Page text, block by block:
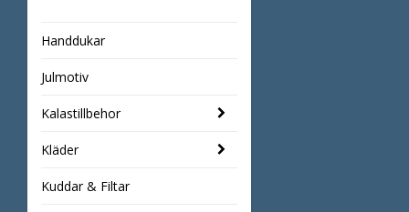
Handdukar
Julmotiv
Kalastillbehor
Kläder
Kuddar & Filtar